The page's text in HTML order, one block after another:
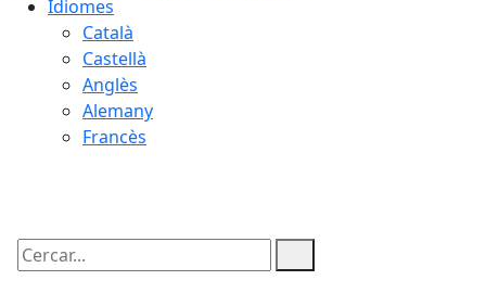
Idiomes
Català
Castellà
Anglès
Alemany
Francès
Cercar: